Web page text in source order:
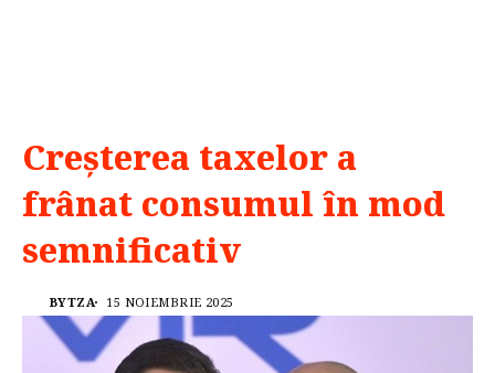
Creșterea taxelor a
frânat consumul în mod
semnificativ
BYTZA 15 NOIEMBRIE 2025